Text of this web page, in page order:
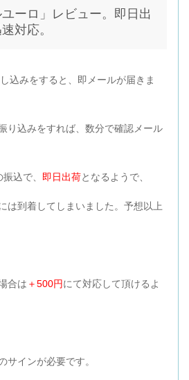
ユーロ」レビュー。即日出
対応。
込みをすると、即メールが届きま
り込みをすれば、数分で確認メール
振込で、 即日出荷となるようで、
は到着してしまいました。予想以上
合は ＋500円にて対応して頂けるよ
サインが必要です。